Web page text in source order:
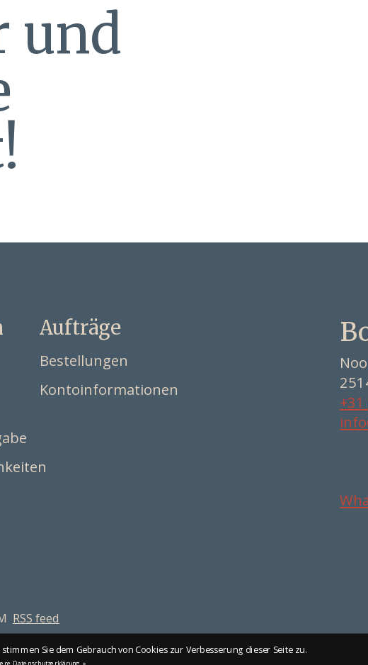
und
Aufträge
Bestellungen
Kontoinformationen
RSS feed
Sie dem Gebrauch von Cookies zur Verbesserung dieser Seite zu.
Datenschutzerklärung. »